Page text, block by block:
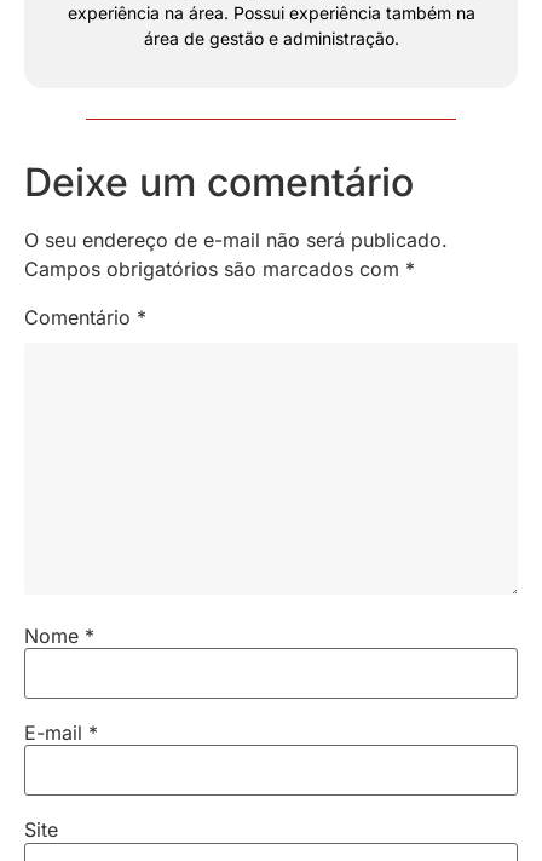
experiência na área. Possui experiência também na
área de gestão e administração.
Deixe um comentário
O seu endereço de e-mail não será publicado.
Campos obrigatórios são marcados com *
Comentário *
Nome *
E-mail *
Site